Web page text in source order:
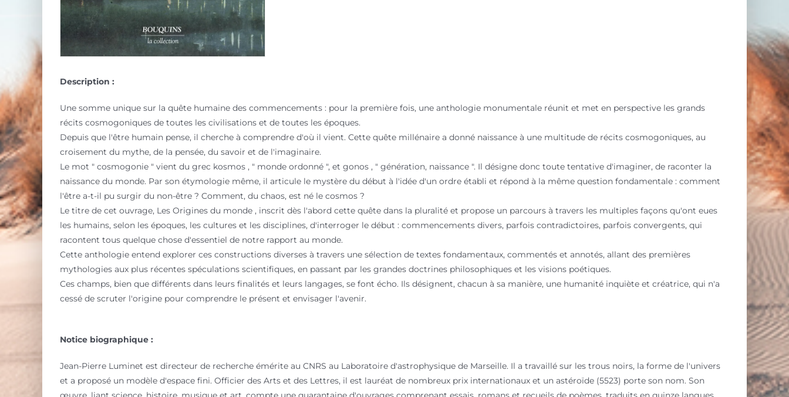
Description :
Une somme unique sur la quête humaine des commencements : pour la première fois, une anthologie monumentale réunit et met en perspective les grands
récits cosmogoniques de toutes les civilisations et de toutes les époques.
Depuis que l'être humain pense, il cherche à comprendre d'où il vient. Cette quête millénaire a donné naissance à une multitude de récits cosmogoniques, au
croisement du mythe, de la pensée, du savoir et de l'imaginaire.
Le mot " cosmogonie " vient du grec kosmos , " monde ordonné ", et gonos , " génération, naissance ". Il désigne donc toute tentative d'imaginer, de raconter la
naissance du monde. Par son étymologie même, il articule le mystère du début à l'idée d'un ordre établi et répond à la même question fondamentale : comment
l'être a-t-il pu surgir du non-être ? Comment, du chaos, est né le cosmos ?
Le titre de cet ouvrage, Les Origines du monde , inscrit dès l'abord cette quête dans la pluralité et propose un parcours à travers les multiples façons qu'ont eues
les humains, selon les époques, les cultures et les disciplines, d'interroger le début : commencements divers, parfois contradictoires, parfois convergents, qui
racontent tous quelque chose d'essentiel de notre rapport au monde.
Cette anthologie entend explorer ces constructions diverses à travers une sélection de textes fondamentaux, commentés et annotés, allant des premières
mythologies aux plus récentes spéculations scientifiques, en passant par les grandes doctrines philosophiques et les visions poétiques.
Ces champs, bien que différents dans leurs finalités et leurs langages, se font écho. Ils désignent, chacun à sa manière, une humanité inquiète et créatrice, qui n'a
cessé de scruter l'origine pour comprendre le présent et envisager l'avenir.
Notice biographique :
Jean-Pierre Luminet est directeur de recherche émérite au CNRS au Laboratoire d'astrophysique de Marseille. Il a travaillé sur les trous noirs, la forme de l'univers
et a proposé un modèle d'espace fini. Officier des Arts et des Lettres, il est lauréat de nombreux prix internationaux et un astéroïde (5523) porte son nom. Son